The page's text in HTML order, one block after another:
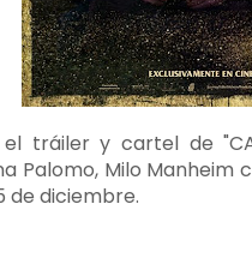
tráiler y cartel de
Palomo, Milo Manheim
de diciembre.